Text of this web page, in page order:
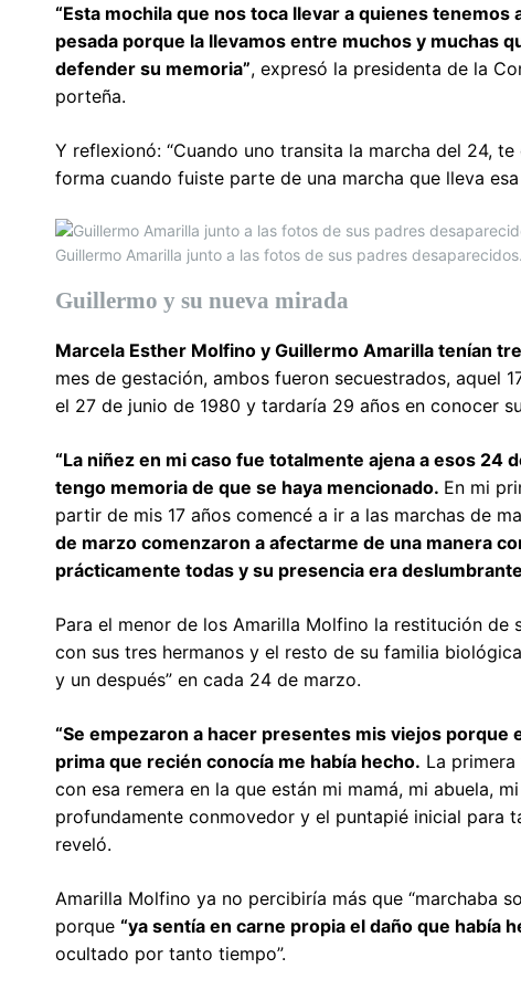
“Esta mochila que nos toca llevar a quienes
pesada porque la llevamos entre muchos y muchas
defender su memoria”, expresó la presidenta de la
porteña.
Y reflexionó: “Cuando uno transita la marcha del 24,
forma cuando fuiste parte de una marcha que lleva esa
Guillermo Amarilla junto a las fotos de sus padres
Guillermo y su nueva mirada
Marcela Esther Molfino y Guillermo Amarilla tenían
mes de gestación, ambos fueron secuestrados, aquel
el 27 de junio de 1980 y tardaría 29 años en conocer
“La niñez en mi caso fue totalmente ajena a esos 24
tengo memoria de que se haya mencionado. En mi
partir de mis 17 años comencé a ir a las marchas de
de marzo comenzaron a afectarme de una manera
prácticamente todas y su presencia era
Para el menor de los Amarilla Molfino la restitución
con sus tres hermanos y el resto de su familia
y un después” en cada 24 de marzo.
“Se empezaron a hacer presentes mis viejos
prima que recién conocía me había hecho. La
con esa remera en la que están mi mamá, mi abuela,
profundamente conmovedor y el puntapié inicial para
reveló.
Amarilla Molfino ya no percibiría más que “marchaba
porque “ya sentía en carne propia el daño que había
ocultado por tanto tiempo”.